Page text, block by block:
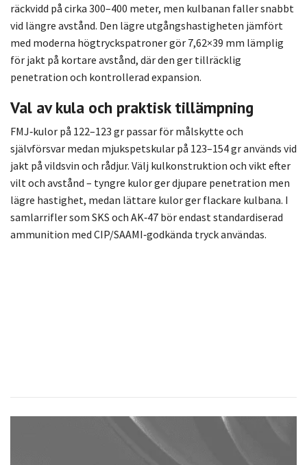
räckvidd på cirka 300–400 meter, men kulbanan faller snabbt
vid längre avstånd. Den lägre utgångshastigheten jämfört
med moderna högtryckspatroner gör 7,62×39 mm lämplig
för jakt på kortare avstånd, där den ger tillräcklig
penetration och kontrollerad expansion.
Val av kula och praktisk tillämpning
FMJ‑kulor på 122–123 gr passar för målskytte och
självförsvar medan mjukspetskular på 123–154 gr används vid
jakt på vildsvin och rådjur. Välj kulkonstruktion och vikt efter
vilt och avstånd – tyngre kulor ger djupare penetration men
lägre hastighet, medan lättare kulor ger flackare kulbana. I
samlarrifler som SKS och AK‑47 bör endast standardiserad
ammunition med CIP/SAAMI‑godkända tryck användas.